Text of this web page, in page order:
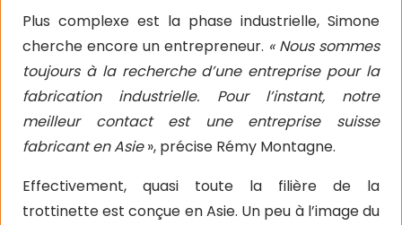
Plus complexe est la phase industrielle, Simone
cherche encore un entrepreneur. « Nous sommes
toujours à la recherche d’une entreprise pour la
fabrication industrielle. Pour l’instant, notre
meilleur contact est une entreprise suisse
fabricant en Asie», précise Rémy Montagne.
Effectivement, quasi toute la filière de la
trottinette est conçue en Asie. Un peu à l’image du